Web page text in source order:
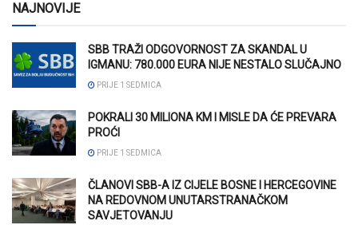
NAJNOVIJE
SBB TRAŽI ODGOVORNOST ZA SKANDAL U
IGMANU: 780.000 EURA NIJE NESTALO SLUČAJNO
PRIJE 1 SEDMICA
POKRALI 30 MILIONA KM I MISLE DA ĆE PREVARA
PROĆI
PRIJE 1 SEDMICA
ČLANOVI SBB-A IZ CIJELE BOSNE I HERCEGOVINE
NA REDOVNOM UNUTARSTRANAČKOM
SAVJETOVANJU